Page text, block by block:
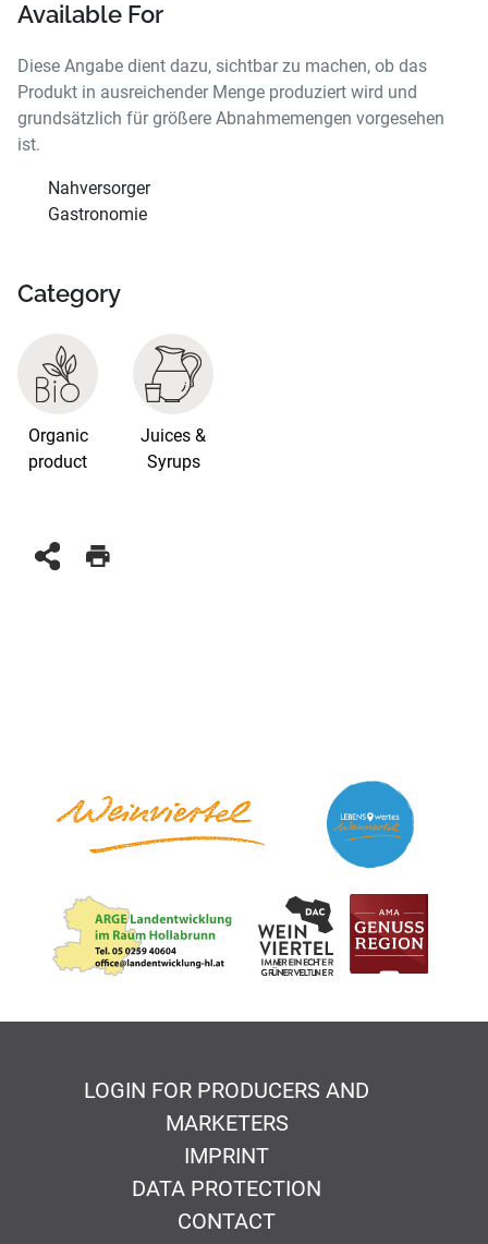
Available For
Diese Angabe dient dazu, sichtbar zu machen, ob das
Produkt in ausreichender Menge produziert wird und
grundsätzlich für größere Abnahmemengen vorgesehen
ist.
Nahversorger
Gastronomie
Category
Organic
product
Juices &
Syrups
LOGIN FOR PRODUCERS AND
MARKETERS
IMPRINT
DATA PROTECTION
CONTACT